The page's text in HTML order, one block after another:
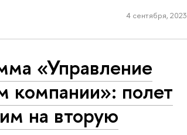
4 сентября, 2023
«Управление
компании»: полет
на вторую